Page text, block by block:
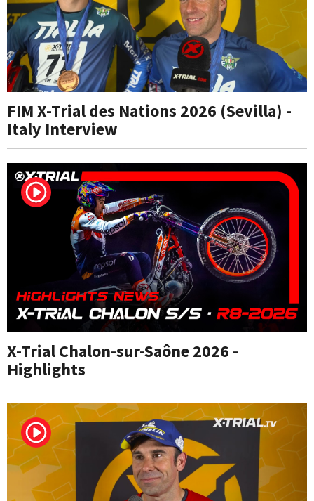
FIM X-Trial des Nations 2026 (Sevilla) -
Italy Interview
X-Trial Chalon-sur-Saône 2026 -
Highlights